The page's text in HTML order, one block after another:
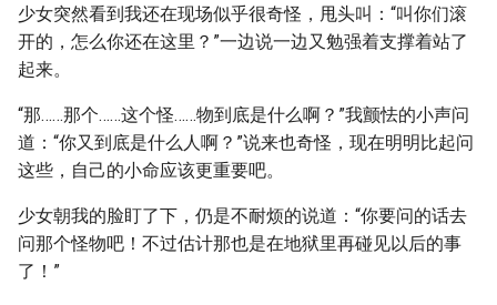
少女突然看到我还在现场似乎很奇怪，甩头叫：“叫你们滚
开的，怎么你还在这里？”一边说一边又勉强着支撑着站了
起来。
“那……那个……这个怪……物到底是什么啊？”我颤怯的小声问
道：“你又到底是什么人啊？”说来也奇怪，现在明明比起问
这些，自己的小命应该更重要吧。
少女朝我的脸盯了下，仍是不耐烦的说道：“你要问的话去
问那个怪物吧！不过估计那也是在地狱里再碰见以后的事
了！”